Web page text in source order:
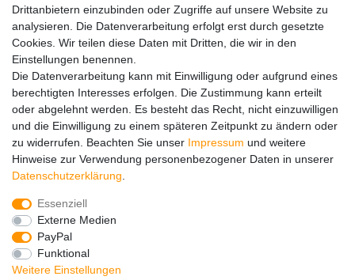
Drittanbietern einzubinden oder Zugriffe auf unsere Website zu
analysieren. Die Datenverarbeitung erfolgt erst durch gesetzte
Cookies. Wir teilen diese Daten mit Dritten, die wir in den
Einstellungen benennen.
Die Datenverarbeitung kann mit Einwilligung oder aufgrund eines
berechtigten Interesses erfolgen. Die Zustimmung kann erteilt
oder abgelehnt werden. Es besteht das Recht, nicht einzuwilligen
und die Einwilligung zu einem späteren Zeitpunkt zu ändern oder
zu widerrufen. Beachten Sie unser Impressum und weitere
Hinweise zur Verwendung personenbezogener Daten in unserer
Daten­schutz­erklärung
Essenziell
Externe Medien
PayPal
Funktional
Weitere Einstellungen
Hinweise zur Batterieentsorgung
Im Zusammenhang mit dem Vertrieb von Batterien oder mit
der Lieferung von Geräten, die Batterien enthalten, sind wir
verpflichtet, Sie auf folgendes hinzuweisen:
Sie sind zur Rückgabe gebrauchter Batterien als Endnutzer
gesetzlich verpflichtet. Sie können Altbatterien, die wir als
Neubatterien im Sortiment führen oder geführt haben,
unentgeltlich an unserem Versandlager (Versandadresse)
zurückgeben. Die auf den Batterien abgebildeten Symbole
haben folgende Bedeutung:
Das Symbol der durchgekreuzten Mülltonne bedeutet, dass
die Batterie nicht in den Hausmüll gegeben werden darf.
Pb = Batterie enthält mehr als 0,004 Masseprozent Blei
Cd = Batterie enthält mehr als 0,002 Masseprozent
Cadmium
Hg = Batterie enthält mehr als 0,0005 Masseprozent